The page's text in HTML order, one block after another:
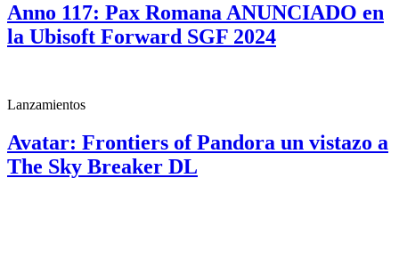
Anno 117: Pax Romana ANUNCIADO en
la Ubisoft Forward SGF 2024
Lanzamientos
Avatar: Frontiers of Pandora un vistazo a
The Sky Breaker DL